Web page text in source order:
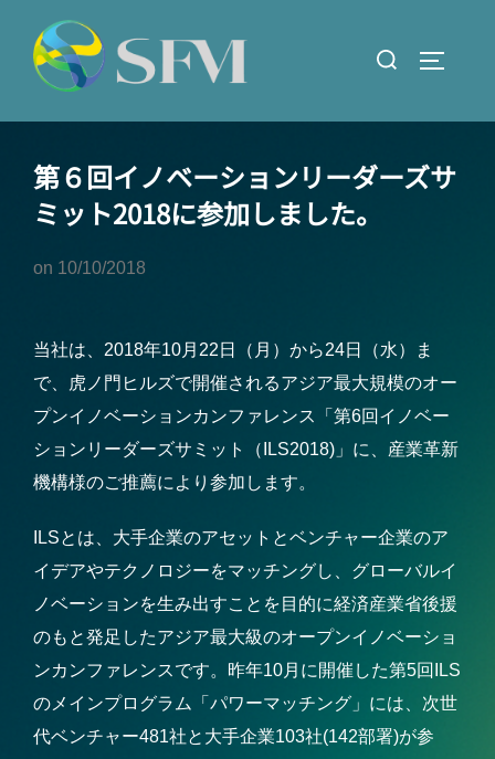
検
第６回イノベーションリーダーズサ
ミット2018に参加しました。
on 10/10/2018
当社は、2018年10月22日（月）から24日（水）ま
で、虎ノ門ヒルズで開催されるアジア最大規模のオー
プンイノベーションカンファレンス「第6回イノベー
ションリーダーズサミット（ILS2018)」に、産業革新
機構様のご推薦により参加します。
ILSとは、大手企業のアセットとベンチャー企業のア
イデアやテクノロジーをマッチングし、グローバルイ
ノベーションを生み出すことを目的に経済産業省後援
のもと発足したアジア最大級のオープンイノベーショ
ンカンファレンスです。昨年10月に開催した第5回ILS
のメインプログラム「パワーマッチング」には、次世
代ベンチャー481社と大手企業103社(142部署)が参